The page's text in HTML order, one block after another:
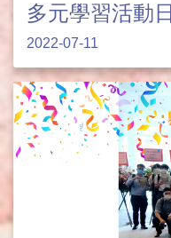
多元學習活動日
2022-07-11